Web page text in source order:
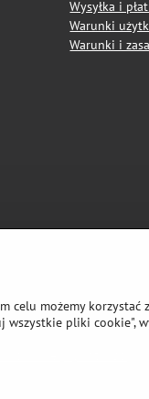
Wysyłka i
Warunki
Warunki i
celu możemy korzystać z
wszystkie pliki cookie",